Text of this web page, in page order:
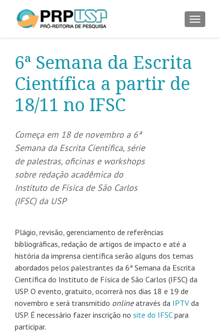
6ª Semana da Escrita
Científica a partir de
18/11 no IFSC
Começa em 18 de novembro a 6ª
Semana da Escrita Científica, série
de palestras, oficinas e workshops
sobre redação acadêmica do
Instituto de Física de São Carlos
(IFSC) da USP
Plágio, revisão, gerenciamento de referências
bibliográficas, redação de artigos de impacto e até a
história da imprensa científica serão alguns dos temas
abordados pelos palestrantes da 6ª Semana da Escrita
Científica do Instituto de Física de São Carlos (IFSC) da
USP. O evento, gratuito, ocorrerá nos dias 18 e 19 de
novembro e será transmitido onlineatravés da IPTV da
USP. É necessário fazer inscrição no site do IFSCpara
participar.